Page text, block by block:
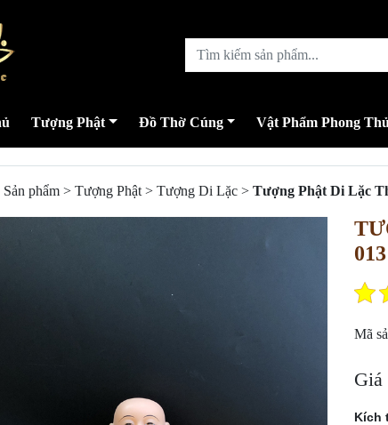
Tượng Phật Đồ Thờ Cúng Vật Phẩm Phong
Sản phẩm > Tượng Phật > Tượng Di Lặc > Tượng Phật Di Lặc
013
Mã
Giá
Kích